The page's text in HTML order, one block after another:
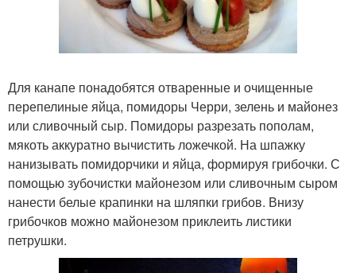
Для канапе понадобятся отваренные и очищенные
перепелиные яйца, помидоры Черри, зелень и майонез
или сливочный сыр. Помидоры разрезать пополам,
мякоть аккуратно вычистить ложечкой. На шпажку
нанизывать помидорчики и яйца, формируя грибочки. С
помощью зубочистки майонезом или сливочным сыром
нанести белые крапинки на шляпки грибов. Внизу
грибочков можно майонезом приклеить листики
петрушки.